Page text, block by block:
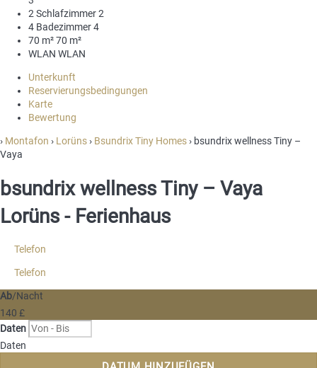
2 Schlafzimmer2
4 Badezimmer4
70 m²70 m²
WLAN WLAN
Unterkunft
Reservierungsbedingungen
Karte
Bewertung
› Montafon › Lorüns › Bsundrix Tiny Homes › bsundrix wellness Tiny –
Vaya
bsundrix wellness Tiny – Vaya
Lorüns - Ferienhaus
Telefon
Telefon
Ab/Nacht
140 £
Daten
Daten